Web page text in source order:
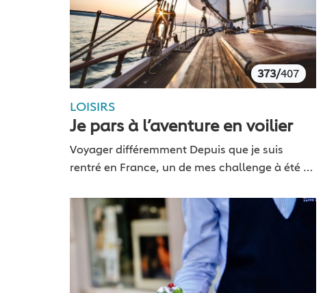
373/407
LOISIRS
Je pars à l’aventure en voilier
Voyager différemment Depuis que je suis
rentré en France, un de mes challenge à été de
période estivale pour sortir une série sur…